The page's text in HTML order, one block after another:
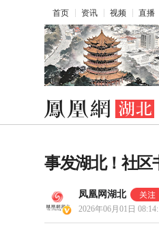
首页 资讯 视频 直播
事发湖北！社区
凤凰网湖北
2026年06月01日